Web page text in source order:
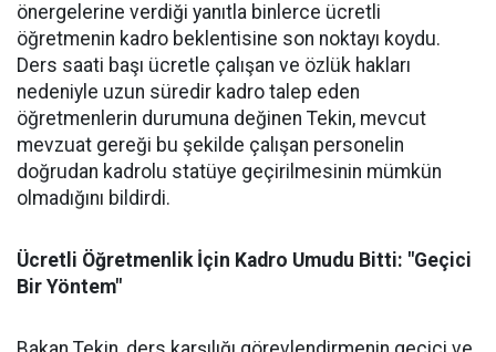
önergelerine verdiği yanıtla binlerce ücretli
öğretmenin kadro beklentisine son noktayı koydu.
Ders saati başı ücretle çalışan ve özlük hakları
nedeniyle uzun süredir kadro talep eden
öğretmenlerin durumuna değinen Tekin, mevcut
mevzuat gereği bu şekilde çalışan personelin
doğrudan kadrolu statüye geçirilmesinin mümkün
olmadığını bildirdi.
Ücretli Öğretmenlik İçin Kadro Umudu Bitti: "Geçici
Bir Yöntem"